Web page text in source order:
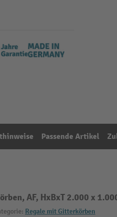
Passende Artikel
AF, HxBxT 2.000 x
Regale mit Gitterkörben